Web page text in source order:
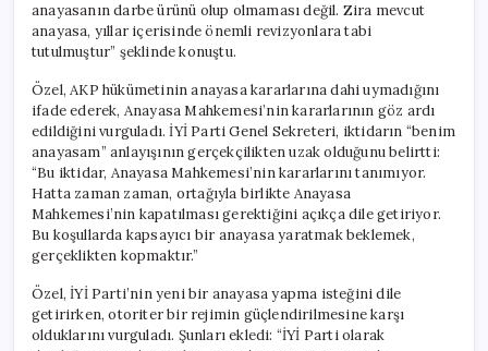
anayasanın darbe ürünü olup olmaması değil. Zira mevcut
anayasa, yıllar içerisinde önemli revizyonlara tabi
tutulmuştur” şeklinde konuştu.
Özel, AKP hükümetinin anayasa kararlarına dahi uymadığını
ifade ederek, Anayasa Mahkemesi’nin kararlarının göz ardı
edildiğini vurguladı. İYİ Parti Genel Sekreteri, iktidarın “benim
anayasam” anlayışının gerçekçilikten uzak olduğunu belirtti:
“Bu iktidar, Anayasa Mahkemesi’nin kararlarını tanımıyor.
Hatta zaman zaman, ortağıyla birlikte Anayasa
Mahkemesi’nin kapatılması gerektiğini açıkça dile getiriyor.
Bu koşullarda kapsayıcı bir anayasa yaratmak beklemek,
gerçeklikten kopmaktır.”
Özel, İYİ Parti’nin yeni bir anayasa yapma isteğini dile
getirirken, otoriter bir rejimin güçlendirilmesine karşı
olduklarını vurguladı. Şunları ekledi: “İYİ Parti olarak